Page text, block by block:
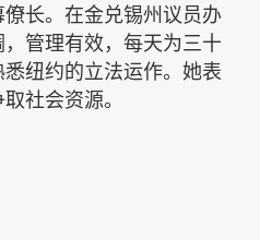
长。在金兑锡州议员办
管理有效，每天为三十
纽约的立法运作。她表
社会资源。